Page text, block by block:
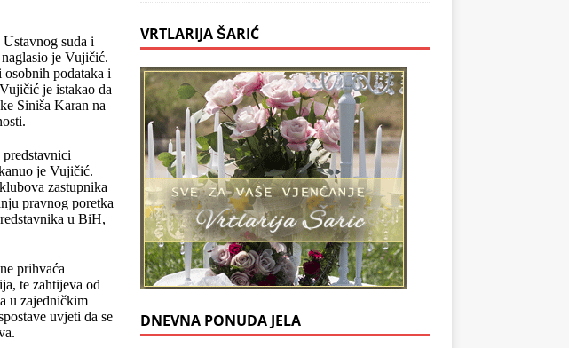
suda i
je Vujičić.
podataka i
je istakao da
Siniša Karan na
je Vujičić.
zastupnika
pravnog poretka
u BiH,
prihvaća
te zahtijeva od
u zajedničkim
uvjeti da se
VRTLARIJA ŠARIĆ
DNEVNA PONUDA JELA